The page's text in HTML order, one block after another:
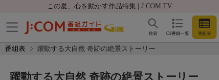
この夏、心を動かす作品特集 | J:COM TV
CS番組一覧 番組表
検索
番組表 躍動する大自然 奇跡の絶景ストーリー
躍動する大自然 奇跡の絶景ストーリー